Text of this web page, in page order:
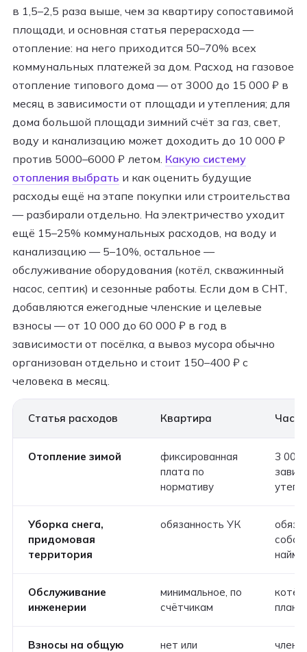
в 1,5–2,5 раза выше, чем за квартиру сопоставимой
площади, и основная статья перерасхода —
отопление: на него приходится 50–70% всех
коммунальных платежей за дом. Расход на газовое
отопление типового дома — от 3000 до 15 000 ₽ в
месяц в зависимости от площади и утепления; для
дома большой площади зимний счёт за газ, свет,
воду и канализацию может доходить до 10 000 ₽
против 5000–6000 ₽ летом. Какую систему
отопления выбрать и как оценить будущие
расходы ещё на этапе покупки или строительства
— разбирали отдельно. На электричество уходит
ещё 15–25% коммунальных расходов, на воду и
канализацию — 5–10%, остальное —
обслуживание оборудования (котёл, скважинный
насос, септик) и сезонные работы. Если дом в СНТ,
добавляются ежегодные членские и целевые
взносы — от 10 000 до 60 000 ₽ в год в
зависимости от посёлка, а вывоз мусора обычно
организован отдельно и стоит 150–400 ₽ с
человека в месяц.
Статья расходов Квартира
Отопление зимой
фиксированная
плата по
нормативу
3
Уборка снега,
придомовая
территория
обязанность УК
найм)
Обслуживание
инженерии
минимальное, по
счётчикам
Взносы на общую
нет или